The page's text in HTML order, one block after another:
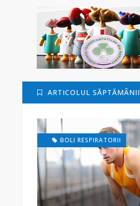
ARTICOLUL SĂPTĂMÂNII
BOLI RESPIRATORII